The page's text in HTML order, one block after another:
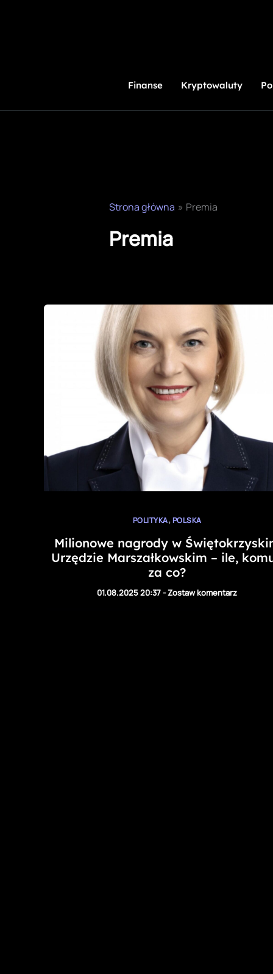
Finanse Kryptowaluty
Strona główna Premia
Premia
POLITYKA,POLSKA
Milionowe nagrody w
Urzędzie Marszałkowskim – ile,
za co?
01.08.2025 20:37-Zostaw komentarz